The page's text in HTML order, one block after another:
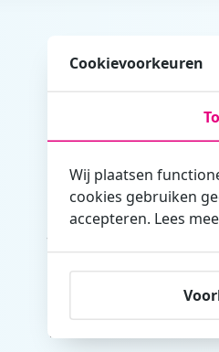
Waar
De inhoud van een
verschillen. Het
Cookievoorkeuren
Wij plaatsen
cookies gebruiken
accepteren. Lees